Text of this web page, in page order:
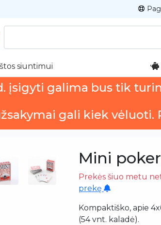
siuntimui
įsigyti galima bus tik
gali kiek vėluoti.
Mini
Prekės šiuo metu
prekę
Kompaktiško, apie
(54 vnt. kaladė).